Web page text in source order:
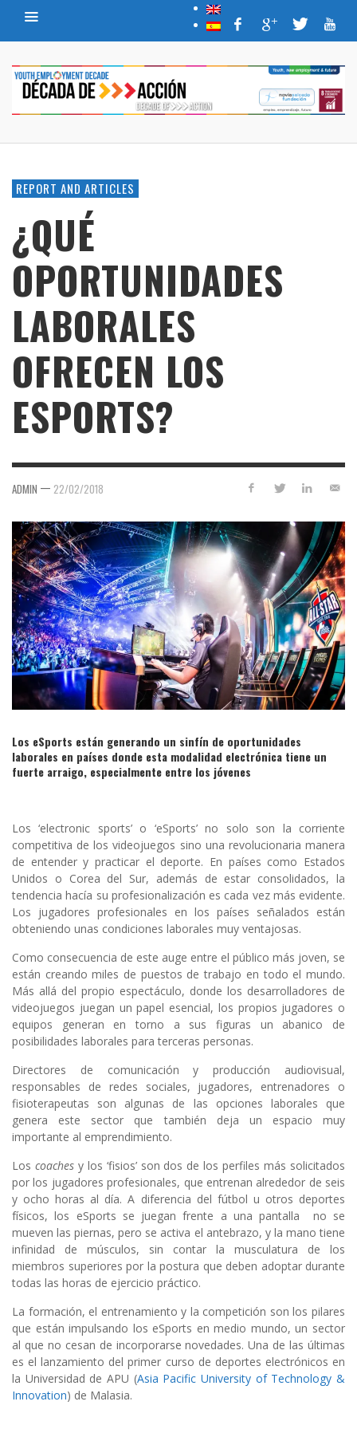
REPORT AND ARTICLES
¿QUÉ
OPORTUNIDADES
LABORALES
OFRECEN LOS
ESPORTS?
ADMIN — 22/02/2018
Los eSports están generando un sinfín de oportunidades
laborales en países donde esta modalidad electrónica tiene un
fuerte arraigo, especialmente entre los jóvenes
Los ‘electronic sports’ o ‘eSports’ no solo son la corriente
competitiva de los videojuegos sino una revolucionaria manera
de entender y practicar el deporte. En países como Estados
Unidos o Corea del Sur, además de estar consolidados, la
tendencia hacía su profesionalización es cada vez más evidente.
Los jugadores profesionales en los países señalados están
obteniendo unas condiciones laborales muy ventajosas.
Como consecuencia de este auge entre el público más joven, se
están creando miles de puestos de trabajo en todo el mundo.
Más allá del propio espectáculo, donde los desarrolladores de
videojuegos juegan un papel esencial, los propios jugadores o
equipos generan en torno a sus figuras un abanico de
posibilidades laborales para terceras personas.
Directores de comunicación y producción audiovisual,
responsables de redes sociales, jugadores, entrenadores o
fisioterapeutas son algunas de las opciones laborales que
genera este sector que también deja un espacio muy
importante al emprendimiento.
Los coachesy los ‘fisios’ son dos de los perfiles más solicitados
por los jugadores profesionales, que entrenan alrededor de seis
y ocho horas al día. A diferencia del fútbol u otros deportes
físicos, los eSports se juegan frente a una pantalla no se
mueven las piernas, pero se activa el antebrazo, y la mano tiene
infinidad de músculos, sin contar la musculatura de los
miembros superiores por la postura que deben adoptar durante
todas las horas de ejercicio práctico.
La formación, el entrenamiento y la competición son los pilares
que están impulsando los eSports en medio mundo, un sector
al que no cesan de incorporarse novedades. Una de las últimas
es el lanzamiento del primer curso de deportes electrónicos en
la Universidad de APU (Asia Pacific University of Technology &
Innovation) de Malasia.